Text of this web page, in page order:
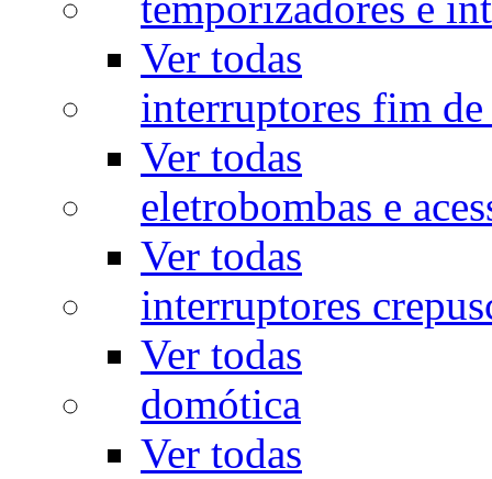
Ver todas
interruptores fim de
Ver todas
eletrobombas e
Ver todas
interruptores
Ver todas
domótica
Ver todas